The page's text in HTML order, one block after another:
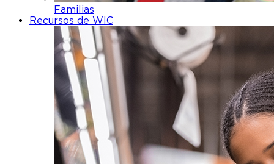
Familias
Recursos de WIC